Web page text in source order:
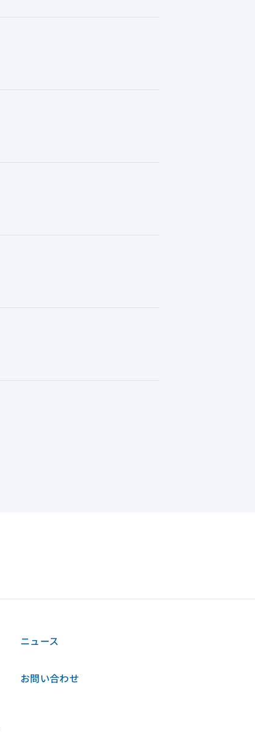
ニュース
お問い合わせ